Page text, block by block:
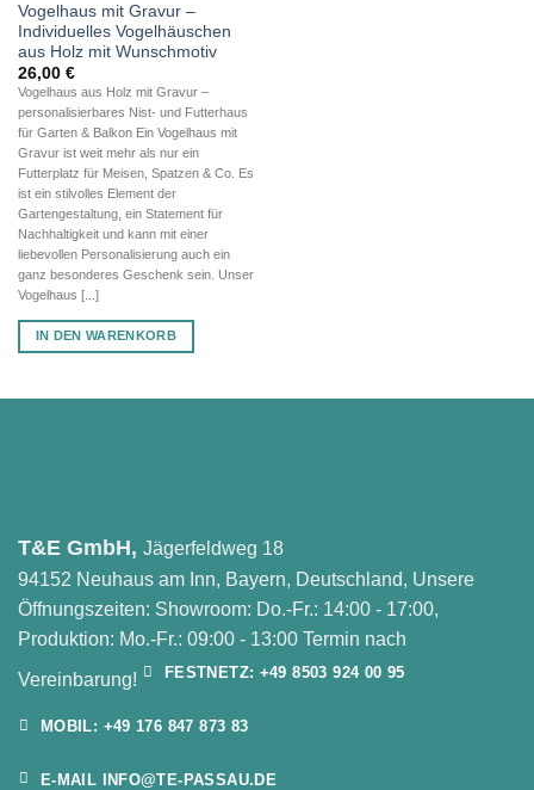
Vogelhaus mit Gravur –
Individuelles Vogelhäuschen
aus Holz mit Wunschmotiv
26,00 €
Vogelhaus aus Holz mit Gravur –
personalisierbares Nist- und Futterhaus
für Garten & Balkon Ein Vogelhaus mit
Gravur ist weit mehr als nur ein
Futterplatz für Meisen, Spatzen & Co. Es
ist ein stilvolles Element der
Gartengestaltung, ein Statement für
Nachhaltigkeit und kann mit einer
liebevollen Personalisierung auch ein
ganz besonderes Geschenk sein. Unser
Vogelhaus [...]
IN DEN WARENKORB
T&E GmbH, Jägerfeldweg 18
94152 Neuhaus am Inn, Bayern, Deutschland, Unsere
Öffnungszeiten: Showroom: Do.-Fr.: 14:00 - 17:00,
Produktion: Mo.-Fr.: 09:00 - 13:00 Termin nach
Vereinbarung!
FESTNETZ: +49 8503 924 00 95
MOBIL: +49 176 847 873 83
E-MAIL INFO@TE-PASSAU.DE